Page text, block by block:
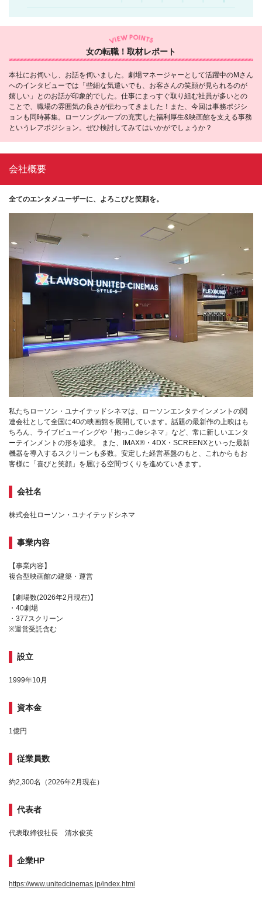
女の転職！取材レポート
本社にお伺いし、お話を伺いました。劇場マネージャーとして活躍中のMさん
へのインタビューでは「些細な気遣いでも、お客さんの笑顔が見られるのが
嬉しい」とのお話が印象的でした。仕事にまっすぐ取り組む社員が多いとの
ことで、職場の雰囲気の良さが伝わってきました！また、今回は事務ポジシ
ョンも同時募集。ローソングループの充実した福利厚生&映画館を支える事務
というレアポジション。ぜひ検討してみてはいかがでしょうか？
会社概要
全てのエンタメユーザーに、よろこびと笑顔を。
私たちローソン・ユナイテッドシネマは、ローソンエンタテインメントの関
連会社として全国に40の映画館を展開しています。話題の最新作の上映はも
ちろん、ライブビューイングや「抱っこdeシネマ」など、常に新しいエンタ
ーテインメントの形を追求。 また、IMAX®・4DX・SCREENXといった最新
機器を導入するスクリーンも多数。安定した経営基盤のもと、これからもお
客様に「喜びと笑顔」を届ける空間づくりを進めていきます。
会社名
株式会社ローソン・ユナイテッドシネマ
事業内容
【事業内容】
複合型映画館の建築・運営
【劇場数(2026年2月現在)】
・40劇場
・377スクリーン
※運営受託含む
設立
1999年10月
資本金
1億円
従業員数
約2,300名（2026年2月現在）
代表者
代表取締役社長 清水俊英
企業HP
https://www.unitedcinemas.jp/index.html